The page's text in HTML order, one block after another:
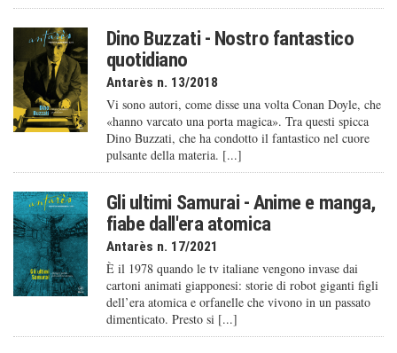
Dino Buzzati - Nostro fantastico
quotidiano
Antarès n. 13/2018
Vi sono autori, come disse una volta Conan Doyle, che
«hanno varcato una porta magica». Tra questi spicca
Dino Buzzati, che ha condotto il fantastico nel cuore
pulsante della materia. [...]
Gli ultimi Samurai - Anime e manga,
fiabe dall'era atomica
Antarès n. 17/2021
È il 1978 quando le tv italiane vengono invase dai
cartoni animati giapponesi: storie di robot giganti figli
dell’era atomica e orfanelle che vivono in un passato
dimenticato. Presto si [...]